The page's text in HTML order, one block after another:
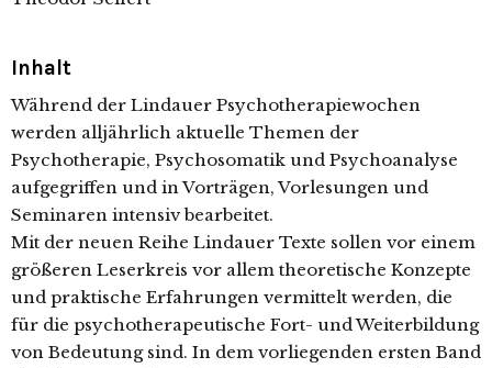
Inhalt
Während der Lindauer Psychotherapiewochen
werden alljährlich aktuelle Themen der
Psychotherapie, Psychosomatik und Psychoanalyse
aufgegriffen und in Vorträgen, Vorlesungen und
Seminaren intensiv bearbeitet.
Mit der neuen Reihe Lindauer Texte sollen vor einem
größeren Leserkreis vor allem theoretische Konzepte
und praktische Erfahrungen vermittelt werden, die
für die psychotherapeutische Fort- und Weiterbildung
von Bedeutung sind. In dem vorliegenden ersten Band